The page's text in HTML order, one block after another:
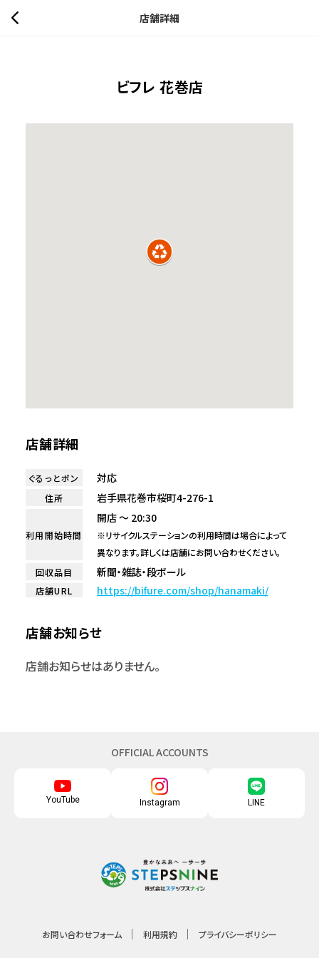
店舗詳細
ビフレ 花巻店
店舗詳細
ぐるっとポン 対応
住所 岩手県花巻市桜町4-276-1
利用開始時間
開店 ～ 20:30
※リサイクルステーションの利用時間は場合によって
異なります。詳しくは店舗にお問い合わせください。
回収品目
新聞・雑誌・段ボール
店舗URL https://bifure.com/shop/hanamaki/
店舗お知らせ
店舗お知らせはありません。
OFFICIAL ACCOUNTS
YouTube Instagram LINE
お問い合わせフォーム 利用規約 プライバシーポリシー